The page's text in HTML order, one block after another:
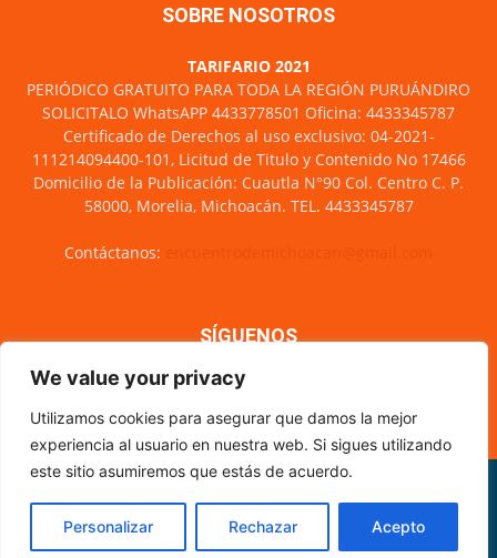
We value your privacy
Utilizamos cookies para asegurar que damos la mejor
experiencia al usuario en nuestra web. Si sigues utilizando
este sitio asumiremos que estás de acuerdo.
Personalizar Rechazar Acepto
SOBRE NOSOTROS
TARIFARIO 2021
PERIÓDICO GRATUITO PARA TODA LA REGIÓN PURUÁNDIRO
SOLICITALO WhatsAPP 4433778501 Oficina: 4433345787
Certificado de Derechos al uso exclusivo: 04-2021-
111214094400-101, Licitud de Titulo y Contenido No 17466
Domicilio de la Publicación: Cuautla N°90 Col. Centro C. P.
58000, Morelia, Michoacán. TEL. 4433345787
Contáctanos:
SÍGUENOS
Nosotros
CÓDIGO DE ÉTICA PERIODÍSTICA
XML Sitemap
© Encuentro de Michoacán - 2021